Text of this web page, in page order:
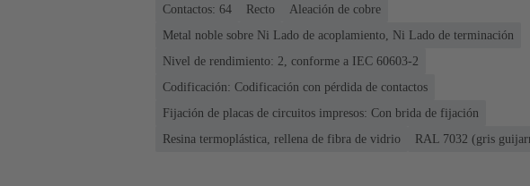
Contactos: 64
Recto
Aleación de cobre
Metal noble sobre Ni Lado de acoplamiento, Ni Lado de terminación
Nivel de rendimiento: 2, conforme a IEC 60603-2
Codificación: Codificación con pérdida de contactos
Fijación de placas de circuitos impresos: Con brida de fijación
Resina termoplástica, rellena de fibra de vidrio
RAL 7032 (gris